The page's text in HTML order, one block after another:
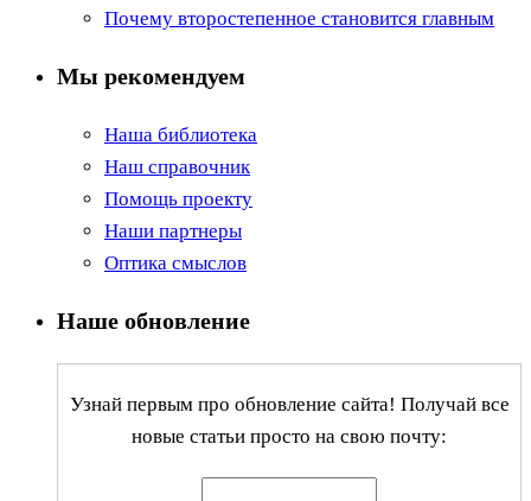
Почему второстепенное становится главным
Мы рекомендуем
Наша библиотека
Наш справочник
Помощь проекту
Наши партнеры
Оптика смыслов
Наше обновление
Узнай первым про обновление сайта! Получай все
новые статьи просто на свою почту: